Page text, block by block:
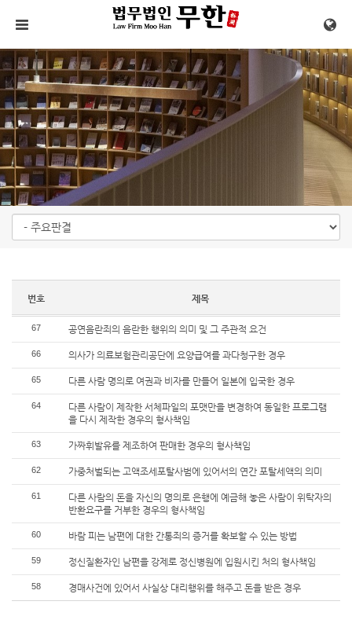
메뉴 건너뛰기
번호 제목
67 공연음란죄의 음란한 행위의 의미 및 그 주관적 요건
66 의사가 의료보험관리공단에 요양급여를 과다청구한 경우
65 다른 사람 명의로 여권과 비자를 만들어 일본에 입국한 경우
64
다른 사람이 제작한 서체파일의 포맷만을 변경하여 동일한 프로그램
을 다시 제작한 경우의 형사책임
63 가짜휘발유를 제조하여 판매한 경우의 형사책임
62 가중처벌되는 고액조세포탈사범에 있어서의 연간 포탈세액의 의미
61
다른 사람의 돈을 자신의 명의로 은행에 예금해 놓은 사람이 위탁자의
반환요구를 거부한 경우의 형사책임
60 바람 피는 남편에 대한 간통죄의 증거를 확보할 수 있는 방법
59 정신질환자인 남편을 강제로 정신병원에 입원시킨 처의 형사책임
58 경매사건에 있어서 사실상 대리행위를 해주고 돈을 받은 경우